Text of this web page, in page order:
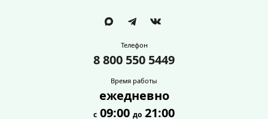
Телефон
8 800 550 5449
Время работы
ежедневно
с 09:00 до 21:00